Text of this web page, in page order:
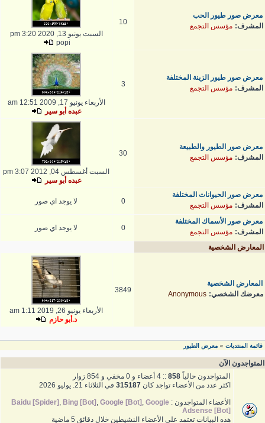
معرض صور طيور الحب
المشرف: مؤسس التجمع
10
السبت يونيو 13, 2020 3:20 pm
popi
معرض صور طيور الزينة المختلفة
المشرف: مؤسس التجمع 3
الأربعاء يونيو 17, 2009 12:51 am
عبده أبو سير
معرض صور الطيور والطبيعة
المشرف: مؤسس التجمع 30
السبت أغسطس 04, 2012 3:07 pm
عبده أبو سير
معرض صور الحيوانات المختلفة
المشرف: مؤسس التجمع 0 لا يوجد اي صور
معرض صور الأسماك المختلفة
المشرف: مؤسس التجمع 0 لا يوجد اي صور
المعارض الشخصية
المعارض الشخصية
معرضك الشخصي: Anonymous
3849
الأربعاء يونيو 26, 2019 1:11 am
د.أبو حازم
قائمة المنتديات » معرض الطيور
المتواجدون الآن
المتواجدون حالياً 858 :: 4 أعضاء و 0 مخفي و 854 زوار
اكثر عدد من الأعضاء تواجد كان 315187 في الثلاثاء 21. يوليو 2026
الأعضاء المتواجدون : Baidu [Spider] , Bing [Bot] , Google [Bot] , Google
Adsense [Bot]
هذه البيانات تعتمد على الأعضاء النشيطين خلال دقائق 5 ماضية